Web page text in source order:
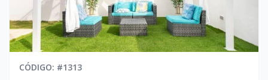
CÓDIGO: #1313